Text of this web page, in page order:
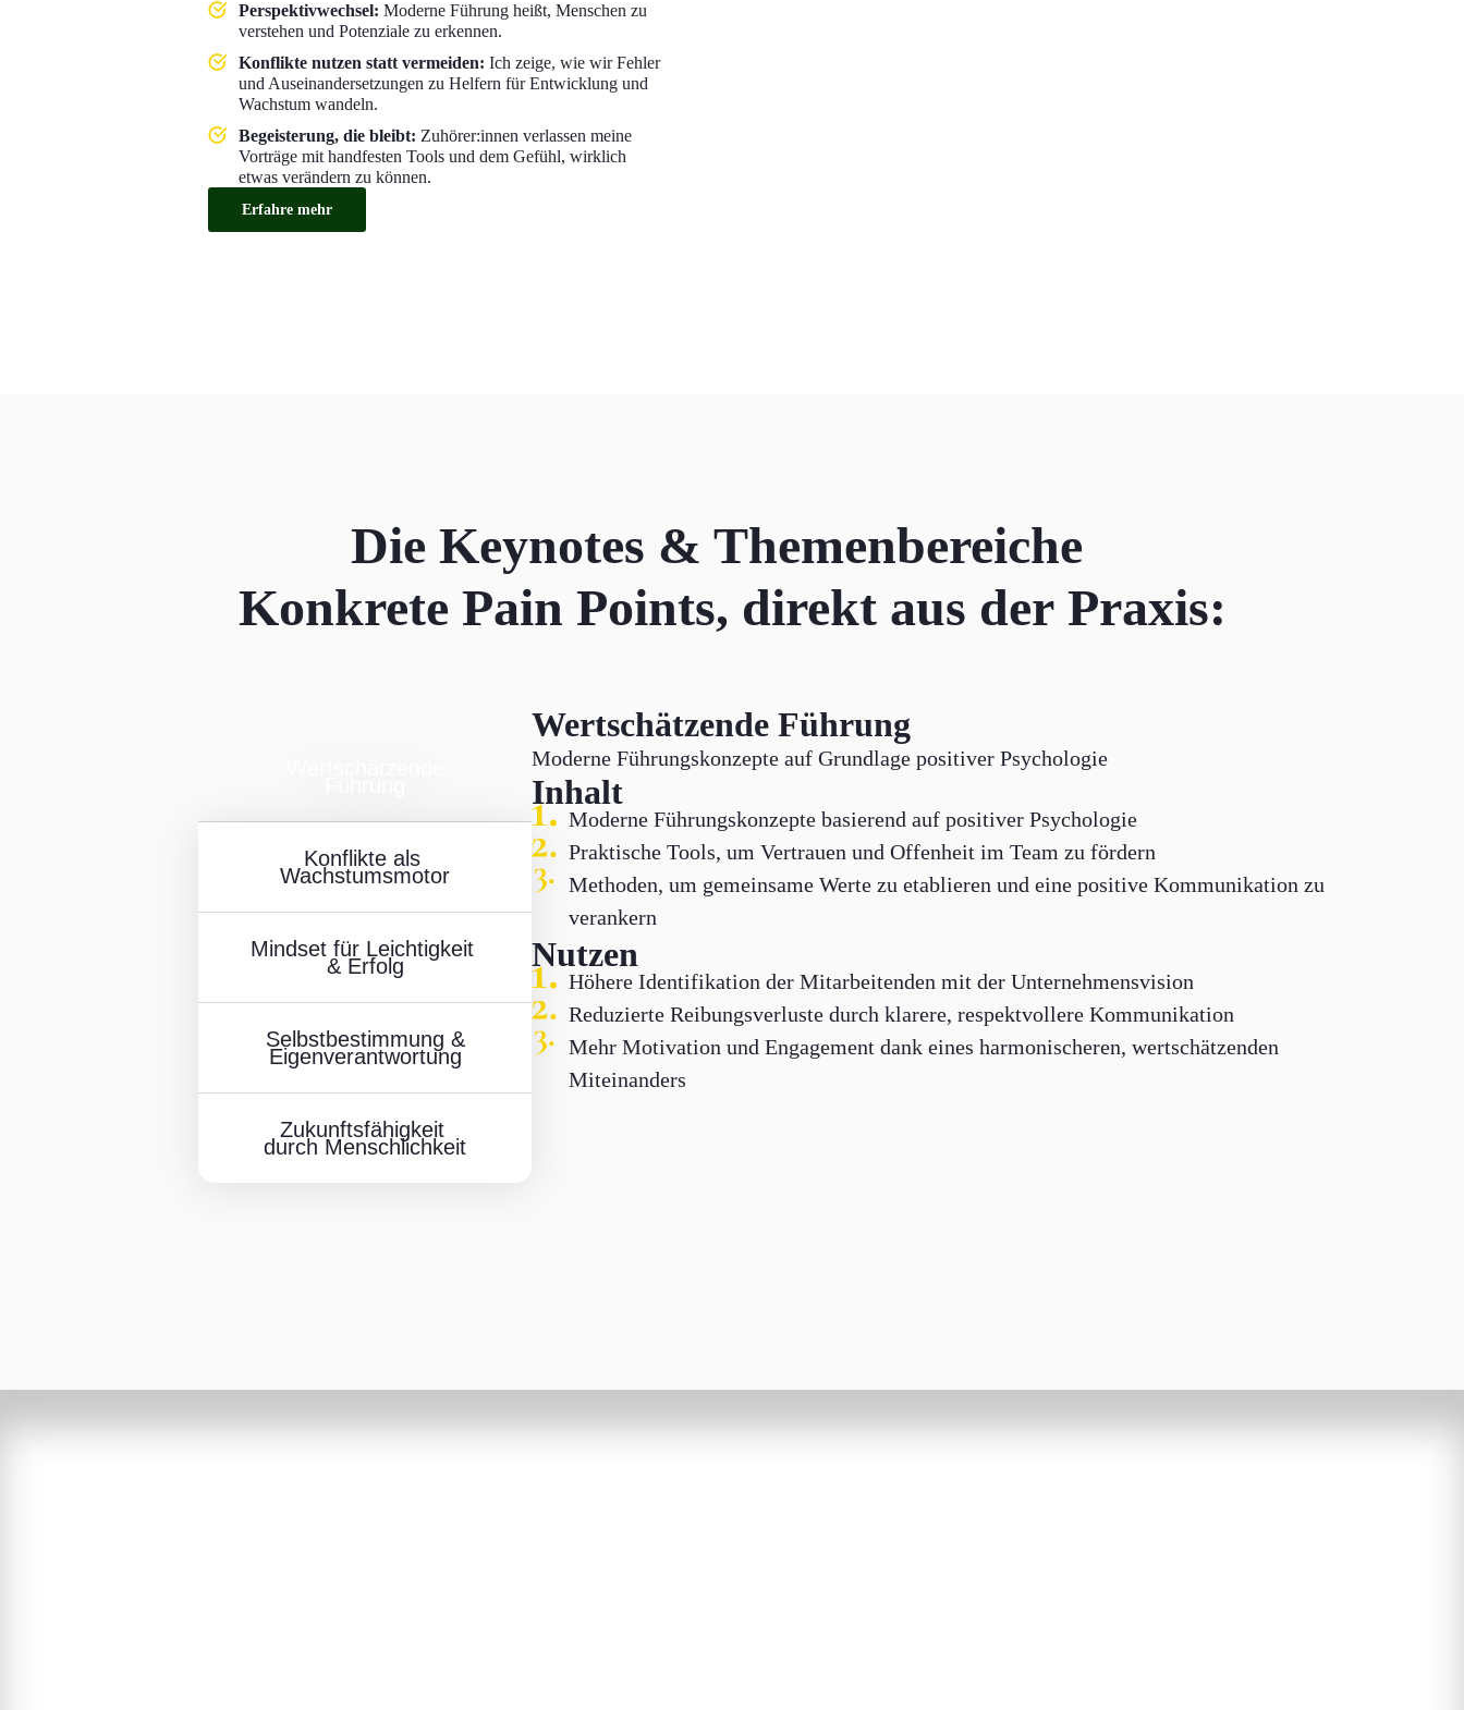
Perspektivwechsel: Moderne Führung heißt, Menschen zu
verstehen und Potenziale zu erkennen.
Konflikte nutzen statt vermeiden: Ich zeige, wie wir Fehler
und Auseinandersetzungen zu Helfern für Entwicklung und
Wachstum wandeln.
Begeisterung, die bleibt: Zuhörer:innen verlassen meine
Vorträge mit handfesten Tools und dem Gefühl, wirklich
etwas verändern zu können.
Erfahre mehr
Die Keynotes & Themenbereiche
Konkrete Pain Points, direkt aus der Praxis:
Konflikte als
Wachstumsmotor
Mindset für Le ichtigkeit
& Erfolg
Selbstbestimmung &
Eige nverantwortung
Zukunftsfähigke it
durch Menschlichkeit
Wertschätzende Führung
Moderne Führungskonzepte auf Grundlage positiver Psychologie
Inhalt
Moderne Führungskonzepte basierend auf positiver Psychologie
Praktische Tools, um Vertrauen und Offenheit im Team zu fördern
Methoden, um gemeinsame Werte zu etablieren und eine positive Kommunikation zu
verankern
Nutzen
Höhere Identifikation der Mitarbeitenden mit der Unternehmensvision
Reduzierte Reibungsverluste durch klarere, respektvollere Kommunikation
Mehr Motivation und Engagement dank eines harmonischeren, wertschätzenden
Miteinanders